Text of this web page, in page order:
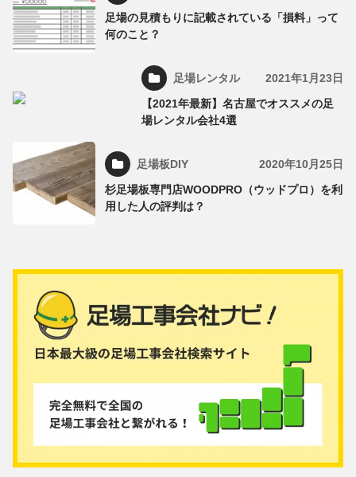
足場の見積もりに記載されている「損料」って
何のこと？
足場レンタル 2021年1月23日
【2021年最新】名古屋でオススメの足
場レンタル会社4選
足場板DIY 2020年10月25日
杉足場板専門店WOODPRO（ウッドプロ）を利
用した人の評判は？